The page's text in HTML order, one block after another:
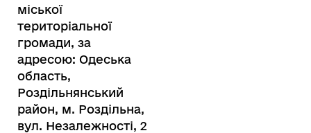
міської
територіальної
громади, за
адресою: Одеська
область,
Роздільнянський
район, м. Роздільна,
вул. Незалежності, 2